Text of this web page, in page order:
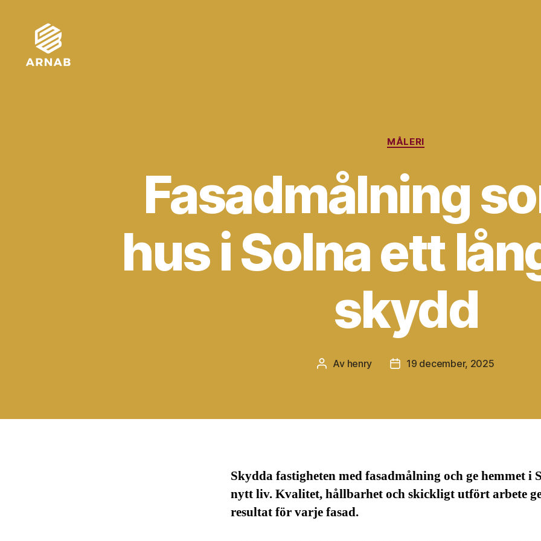
Kategorier
MÅLERI
Fasadmålning
hus i Solna ett
skydd
Inläggsförfattare
Av henry Inläggsdatum
19 december, 2025
Skydda fastigheten med fasadmålning och ge hemmet i
nytt liv. Kvalitet, hållbarhet och skickligt utfört arbete
resultat för varje fasad.